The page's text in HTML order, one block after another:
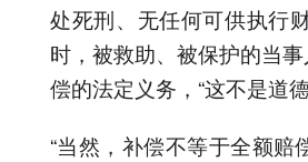
处死刑、无任何可供执行
时，被救助、被保护的当
偿的法定义务，“这不是道
“当然，补偿不等于全额赔